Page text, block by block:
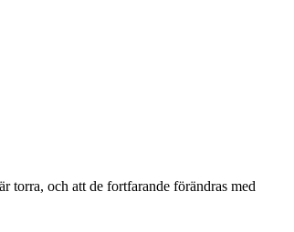
torra, och att de fortfarande förändras med